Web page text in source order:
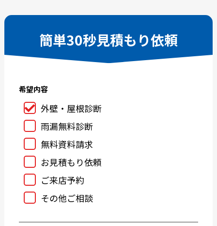
2025-04
2025-03
2025-02
2025-01
2024-10
2024-08
2024-06
2024-04
2024-02
2023-12
2023-10
2023-08
簡単30秒見積もり依頼
希望内容
外壁・屋根診断
雨漏無料診断
無料資料請求
お見積もり依頼
ご来店予約
その他ご相談